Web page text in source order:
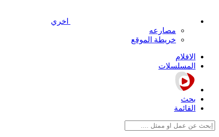
اخري
مصارعه
خريطة الموقع
الافلام
المسلسلات
بحث
القائمة